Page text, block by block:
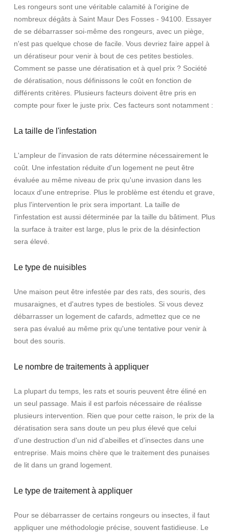
Les rongeurs sont une véritable calamité à l'origine de
nombreux dégâts à Saint Maur Des Fosses - 94100. Essayer
de se débarrasser soi-même des rongeurs, avec un piège,
n'est pas quelque chose de facile. Vous devriez faire appel à
un dératiseur pour venir à bout de ces petites bestioles.
Comment se passe une dératisation et à quel prix ? Société
de dératisation, nous définissons le coût en fonction de
différents critères. Plusieurs facteurs doivent être pris en
compte pour fixer le juste prix. Ces facteurs sont notamment :
La taille de l'infestation
L'ampleur de l'invasion de rats détermine nécessairement le
coût. Une infestation réduite d'un logement ne peut être
évaluée au même niveau de prix qu'une invasion dans les
locaux d'une entreprise. Plus le problème est étendu et grave,
plus l'intervention le prix sera important. La taille de
l'infestation est aussi déterminée par la taille du bâtiment. Plus
la surface à traiter est large, plus le prix de la désinfection
sera élevé.
Le type de nuisibles
Une maison peut être infestée par des rats, des souris, des
musaraignes, et d'autres types de bestioles. Si vous devez
débarrasser un logement de cafards, admettez que ce ne
sera pas évalué au même prix qu'une tentative pour venir à
bout des souris.
Le nombre de traitements à appliquer
La plupart du temps, les rats et souris peuvent être éliné en
un seul passage. Mais il est parfois nécessaire de réalisse
plusieurs intervention. Rien que pour cette raison, le prix de la
dératisation sera sans doute un peu plus élevé que celui
d'une destruction d'un nid d'abeilles et d'insectes dans une
entreprise. Mais moins chère que le traitement des punaises
de lit dans un grand logement.
Le type de traitement à appliquer
Pour se débarrasser de certains rongeurs ou insectes, il faut
appliquer une méthodologie précise, souvent fastidieuse. Le